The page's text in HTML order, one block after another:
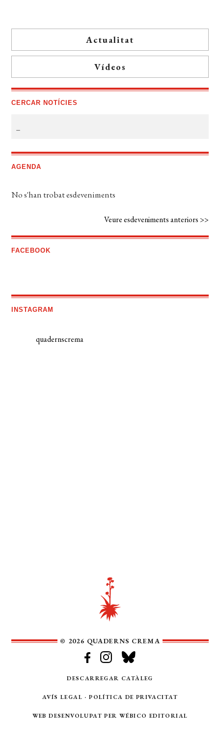
Actualitat
Vídeos
CERCAR NOTÍCIES
AGENDA
No s'han trobat esdeveniments
Veure esdeveniments anteriors >>
FACEBOOK
INSTAGRAM
quadernscrema
© 2026 QUADERNS CREMA
DESCARREGAR CATÀLEG
AVÍS LEGAL ·POLÍTICA DE PRIVACITAT
WEB DESENVOLUPAT PER WÉBICO EDITORIAL